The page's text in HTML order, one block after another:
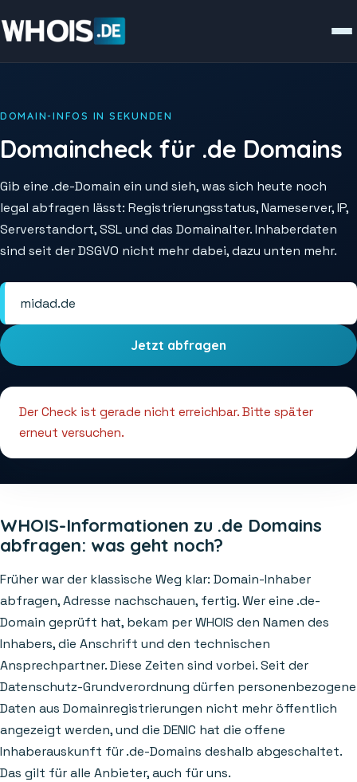
DOMAIN-INFOS IN SEKUNDEN
Domaincheck für .de Domains
Gib eine .de-Domain ein und sieh, was sich heute noch
legal abfragen lässt: Registrierungsstatus, Nameserver, IP,
Serverstandort, SSL und das Domainalter. Inhaberdaten
sind seit der DSGVO nicht mehr dabei, dazu unten mehr.
Jetzt abfragen
Der Check ist gerade nicht erreichbar. Bitte später
erneut versuchen.
WHOIS-Informationen zu .de Domains
abfragen: was geht noch?
Früher war der klassische Weg klar: Domain-Inhaber
abfragen, Adresse nachschauen, fertig. Wer eine .de-
Domain geprüft hat, bekam per WHOIS den Namen des
Inhabers, die Anschrift und den technischen
Ansprechpartner. Diese Zeiten sind vorbei. Seit der
Datenschutz-Grundverordnung dürfen personenbezogene
Daten aus Domainregistrierungen nicht mehr öffentlich
angezeigt werden, und die DENIC hat die offene
Inhaberauskunft für .de-Domains deshalb abgeschaltet.
Das gilt für alle Anbieter, auch für uns.